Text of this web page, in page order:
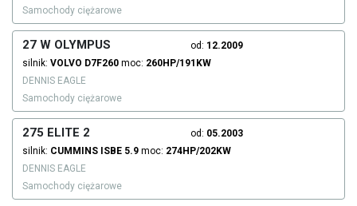
Samochody ciężarowe
27 W OLYMPUS od: 12.2009
silnik: VOLVO D7F260 moc: 260HP/191KW
DENNIS EAGLE
Samochody ciężarowe
275 ELITE 2 od: 05.2003
silnik: CUMMINS ISBE 5.9 moc: 274HP/202KW
DENNIS EAGLE
Samochody ciężarowe